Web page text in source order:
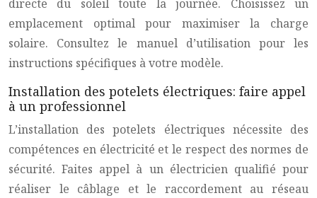
directe du soleil toute la journée. Choisissez un
emplacement optimal pour maximiser la charge
solaire. Consultez le manuel d’utilisation pour les
instructions spécifiques à votre modèle.
Installation des potelets électriques: faire appel
à un professionnel
L’installation des potelets électriques nécessite des
compétences en électricité et le respect des normes de
sécurité. Faites appel à un électricien qualifié pour
réaliser le câblage et le raccordement au réseau